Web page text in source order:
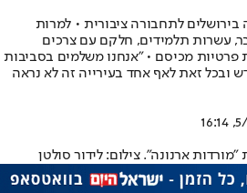
לתחבורה ציבורית • למרות
עשרות תלמידים, חלקם עם צרכים
פרטיות מכיסם • "אנחנו משלמים בסביבות
בחודש ובכל זאת לאף אחד בעירייה זה לא נראה
5/
ארנונה". צילום: לידור סולטן